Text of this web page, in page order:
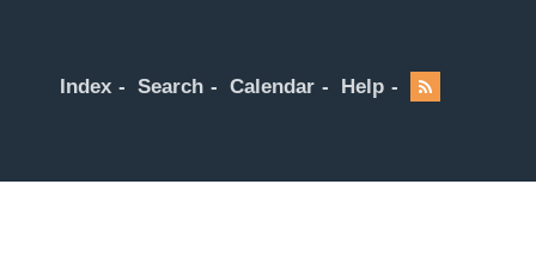
Index Search Calendar Help